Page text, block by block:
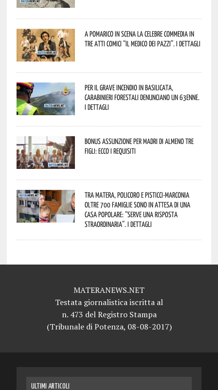
A Pomarico in scena la celebre commedia in
tre atti comici “Il medico dei pazzi”. I dettagli
Per il grave incendio in Basilicata,
Carabinieri forestali denunciano un 63enne.
I dettagli
Bonus assunzione per madri di almeno tre
figli: ecco i requisiti
Tra Matera, Policoro e Pisticci-Marconia
oltre 700 famiglie sono in attesa di una
casa popolare: “serve una risposta
straordinaria”. I dettagli
MATERANEWS.NET
Testata giornalistica iscritta al
n. 473 del Registro Stampa
(Tribunale di Potenza, 08-08-2017)
ULTIMI ARTICOLI